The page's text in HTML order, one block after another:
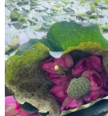
Tên lửa đẩy Trường Chinh-
tinh Hải Dương-2C.